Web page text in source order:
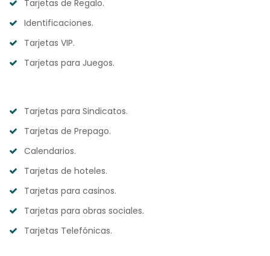
Tarjetas de Regalo.
Identificaciones.
Tarjetas VIP.
Tarjetas para Juegos.
Tarjetas para Sindicatos.
Tarjetas de Prepago.
Calendarios.
Tarjetas de hoteles.
Tarjetas para casinos.
Tarjetas para obras sociales.
Tarjetas Telefónicas.